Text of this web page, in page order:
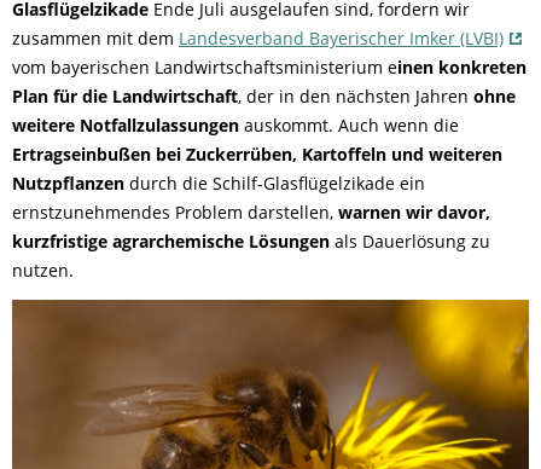
Glasflügelzikade Ende Juli ausgelaufen sind, fordern wir
zusammen mit dem Landesverband Bayerischer Imker (LVBI)
vom bayerischen Landwirtschaftsministerium einen konkreten
Plan für die Landwirtschaft, der in den nächsten Jahren ohne
weitere Notfallzulassungen auskommt. Auch wenn die
Ertragseinbußen bei Zuckerrüben, Kartoffeln und weiteren
Nutzpflanzen durch die Schilf-Glasflügelzikade ein
ernstzunehmendes Problem darstellen, warnen wir davor,
kurzfristige agrarchemische Lösungen als Dauerlösung zu
nutzen.